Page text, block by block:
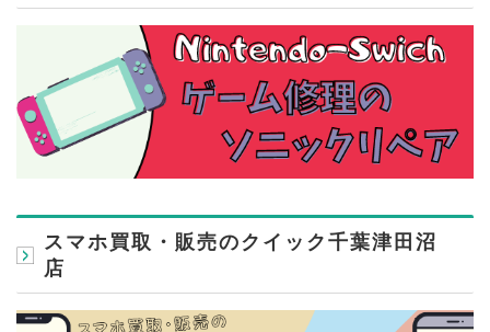
スマホ買取・販売のクイック千葉津田沼
店